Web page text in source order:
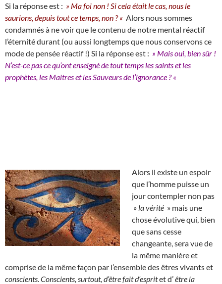
Si la réponse est : » Ma foi non ! Si cela était le cas, nous le
saurions, depuis tout ce temps, non ? « Alors nous sommes
condamnés à ne voir que le contenu de notre mental réactif
l’éternité durant (ou aussi longtemps que nous conservons ce
mode de pensée réactif !) Si la réponse est : » Mais oui, bien sûr !
N’est-ce pas ce qu’ont enseigné de tout temps les saints et les
prophètes, les Maitres et les Sauveurs de l’ignorance ? «
Alors il existe un espoir
que l’homme puisse un
jour contempler non pas
» la vérité » mais une
chose évolutive qui, bien
que sans cesse
changeante, sera vue de
la même manière et
comprise de la même façon par l’ensemble des êtres vivants et
conscients. Conscients, surtout, d’être fait d’espritet d’être la